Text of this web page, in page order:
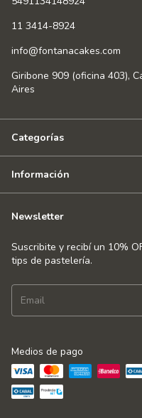
11 3414-8924
info@fontanacakes.com
Giribone 909 (oficina 403),
Aires
Categorías
Información
Newsletter
Suscribite y recibí un 10%
tips de pastelería.
Medios de pago